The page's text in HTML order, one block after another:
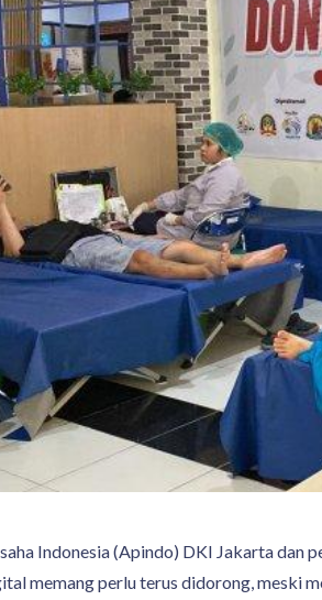
Indonesia (Apindo) DKI Jakarta dan
memang perlu terus didorong, meski